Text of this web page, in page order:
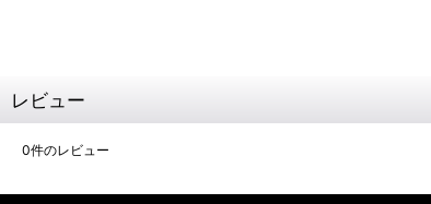
レビュー
0件のレビュー